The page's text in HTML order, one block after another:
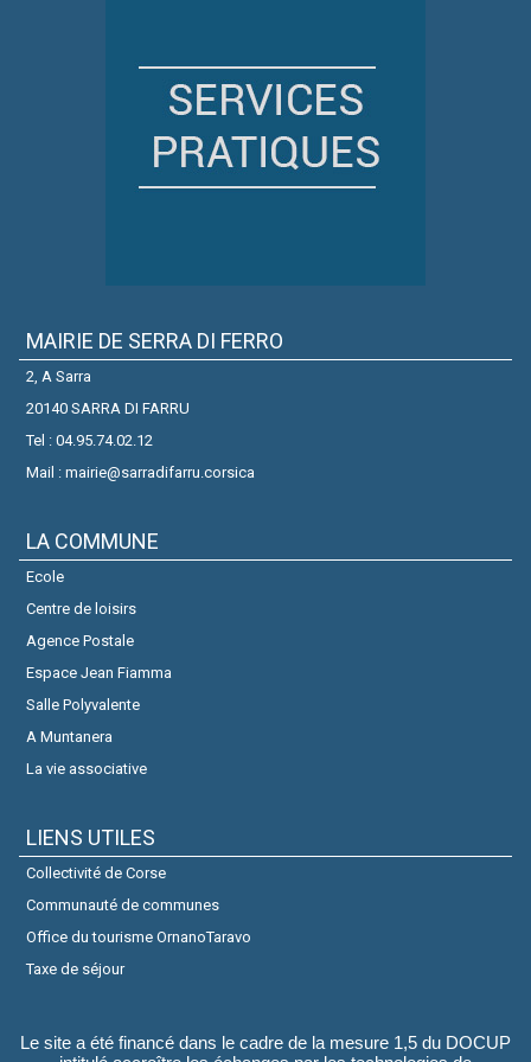
MAIRIE DE SERRA DI FERRO
2, A Sarra
20140 SARRA DI FARRU
Tel : 04.95.74.02.12
Mail : mairie@sarradifarru.corsica
LA COMMUNE
Ecole
Centre de loisirs
Agence Postale
Espace Jean Fiamma
Salle Polyvalente
A Muntanera
La vie associative
LIENS UTILES
Collectivité de Corse
Communauté de communes
Office du tourisme OrnanoTaravo
Taxe de séjour
Le site a été financé dans le cadre de la mesure 1,5 du DOCUP